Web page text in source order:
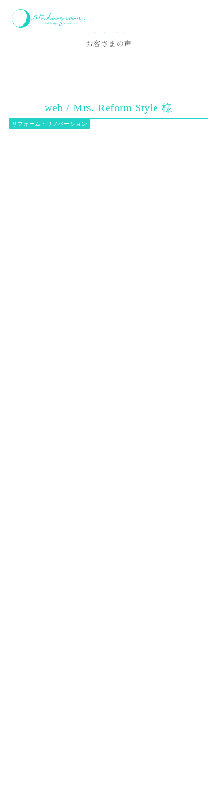
ホーム お客様の声
Voice
お客さまの声
web / Mrs. Reform Style 様
リフォーム・リノベーション